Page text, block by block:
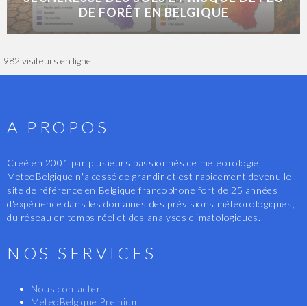
DE FORÊT EN BELGIQUE
982 visiteurs en ligne
A PROPOS
Créé en 2001 par plusieurs passionnés de météorologie,
MeteoBelgique n'a cessé de grandir et est rapidement devenu le
site de référence en Belgique francophone fort de 25 années
d'expérience dans les domaines des prévisions météorologiques,
du réseau en temps réel et des analyses climatologiques.
NOS SERVICES
Nous contacter
MeteoBelgique Premium